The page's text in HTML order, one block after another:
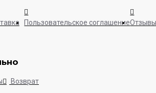
Пользовательское соглашение
Возврат